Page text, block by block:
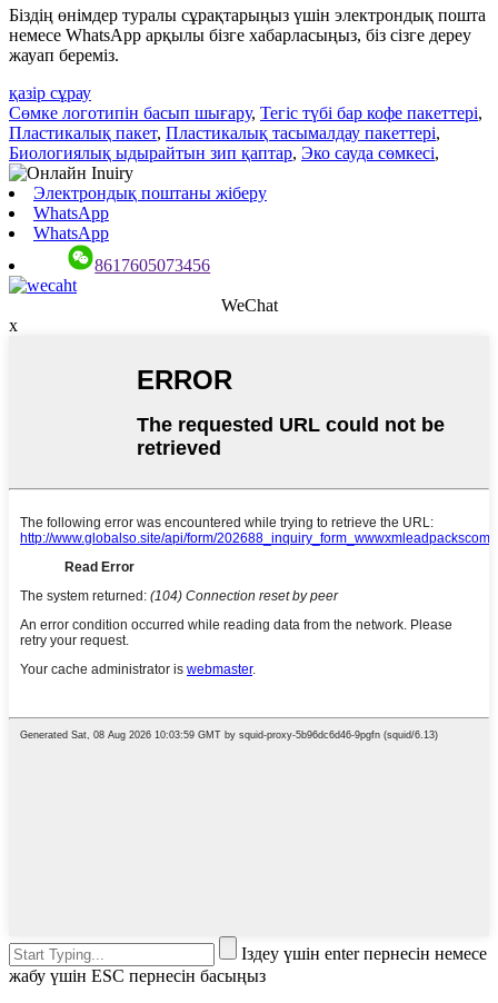
Біздің өнімдер туралы сұрақтарыңыз үшін электрондық пошта
немесе WhatsApp арқылы бізге хабарласыңыз, біз сізге дереу
жауап береміз.
қазір сұрау
Сөмке логотипін басып шығару, Тегіс түбі бар кофе пакеттері,
Пластикалық пакет, Пластикалық тасымалдау пакеттері,
Биологиялық ыдырайтын зип қаптар, Эко сауда сөмкесі,
Электрондық поштаны жіберу
WhatsApp
WhatsApp
8617605073456
WeChat
x
Іздеу үшін enter пернесін немесе
жабу үшін ESC пернесін басыңыз